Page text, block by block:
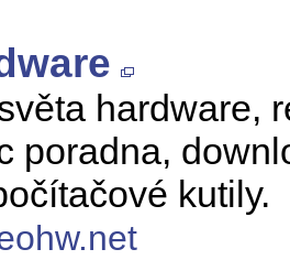
hardware,
poradna,
kutily.